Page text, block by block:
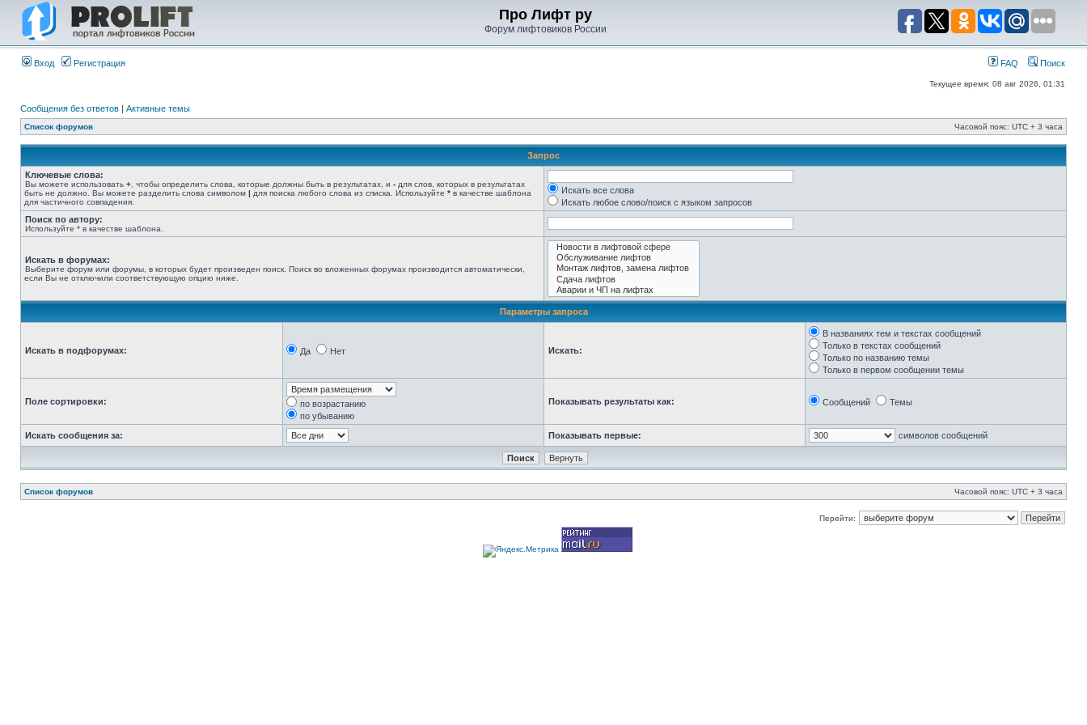
Про Лифт ру
Форум лифтовиков России
Вход Регистрация FAQ Поиск
Текущее время: 08 авг 2026, 01:31
Сообщения без ответов | Активные темы
Список форумов Часовой пояс: UTC + 3 часа
Запрос
Ключевые слова:
Вы можете использовать + , чтобы определить слова, которые должны быть в результатах, и - для слов, которых в результатах
быть не должно. Вы можете разделить слова символом | для поиска любого слова из списка. Используйте * в качестве шаблона
для частичного совпадения.
Искать все слова
Искать любое слово/поиск с языком запросов
Поиск по автору:
Используйте * в качестве шаблона.
Искать в форумах:
Выберите форум или форумы, в которых будет произведен поиск. Поиск во вложенных форумах производится автоматически,
если Вы не отключили соответствующую опцию ниже.
Параметры запроса
Искать в подфорумах: Да Нет Искать:
В названиях тем и текстах сообщений
Только в текстах сообщений
Только по названию темы
Только в первом сообщении темы
Поле сортировки:
по возрастанию
по убыванию
Показывать результаты как: Сообщений Темы
Искать сообщения за: Показывать первые: символов сообщений
Список форумов Часовой пояс: UTC + 3 часа
Перейти: